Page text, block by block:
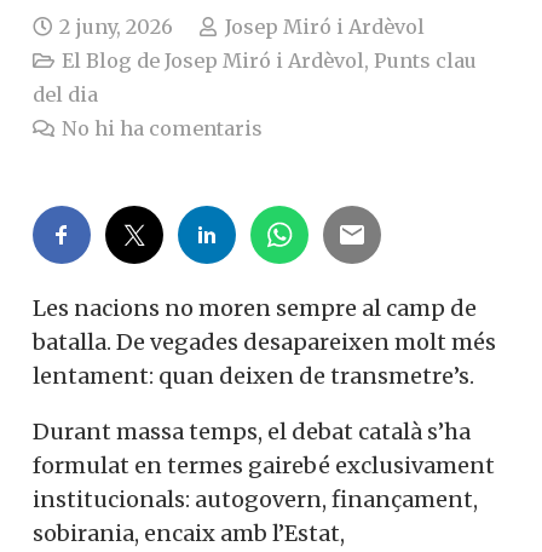
2 juny, 2026
Josep Miró i Ardèvol
El Blog de Josep Miró i Ardèvol,Punts clau
del dia
No hi ha comentaris
Les nacions no moren sempre al camp de
batalla. De vegades desapareixen molt més
lentament: quan deixen de transmetre’s.
Durant massa temps, el debat català s’ha
formulat en termes gairebé exclusivament
institucionals: autogovern, finançament,
sobirania, encaix amb l’Estat,